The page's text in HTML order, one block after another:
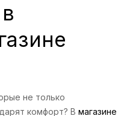
не только
комфорт? В магазине